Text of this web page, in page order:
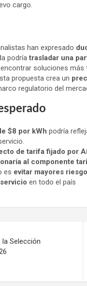
cargo.
han expresado
podríatrasladar una
soluciones más
propuesta crea un
regulatorio del
$8 por kWh podría
de tarifa fijado por
al componente
es evitar mayores
en todo el país
Selección